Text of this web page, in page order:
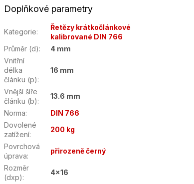
Doplňkové parametry
Kategorie:
Řetězy krátkočlánkové
kalibrované DIN 766
Průměr (d):
4 mm
Vnitřní
délka
článku (p):
16 mm
Vnější šíře
článku (b):
13.6 mm
Norma:
DIN 766
Dovolené
zatížení:
200 kg
Povrchová
úprava:
přirozeně černý
Rozměr
(dxp):
4x16